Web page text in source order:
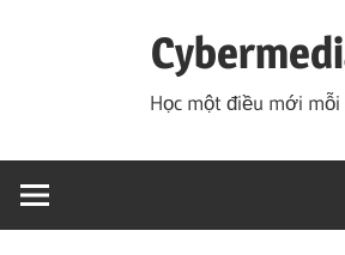
Học một điều mới mỗi